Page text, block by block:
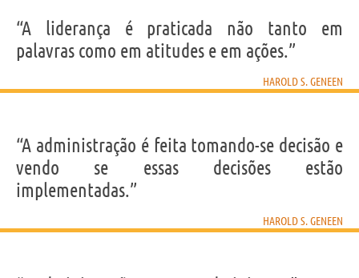
“A liderança é praticada não tanto em
palavras como em atitudes e em ações.”
HAROLD S. GENEEN
“A administração é feita tomando-se decisão e
vendo se essas decisões estão
implementadas.”
HAROLD S. GENEEN